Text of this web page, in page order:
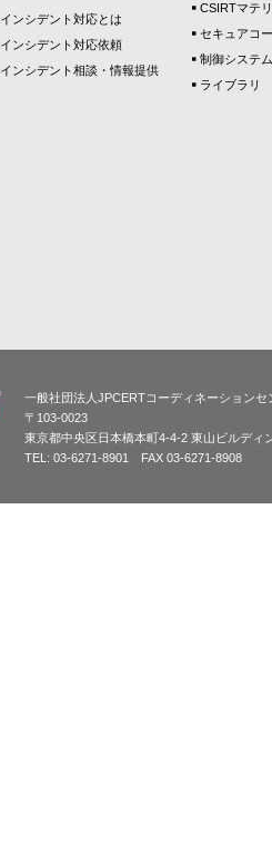
インシデント対応とは
インシデント対応依頼
インシデント相談・情報提供
CSIRTマテ
セキュアコ
制御システ
ライブラリ
一般社団法人JPCERTコーディネーションセ
〒103-0023
東京都中央区日本橋本町4-4-2 東山ビルディ
TEL: 03-6271-8901 FAX 03-6271-8908